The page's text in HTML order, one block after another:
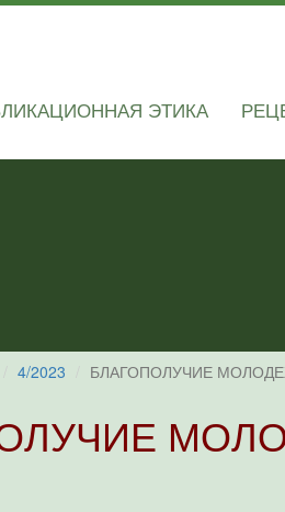
ЭТИКА
4/2023 БЛАГОПОЛУЧИЕ